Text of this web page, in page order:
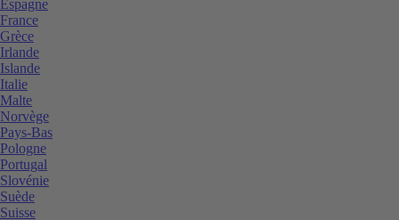
Espagne
France
Grèce
Irlande
Islande
Italie
Malte
Norvège
Pays-Bas
Pologne
Portugal
Slovénie
Suède
Suisse